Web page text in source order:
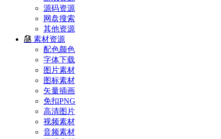
源码资源
网盘搜索
其他资源
素材资源
配色颜色
字体下载
图片素材
图标素材
矢量插画
免扣PNG
高清图片
视频素材
音频素材